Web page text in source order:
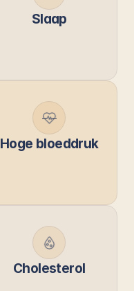
Slaap
Hoge bloeddruk
Cholesterol